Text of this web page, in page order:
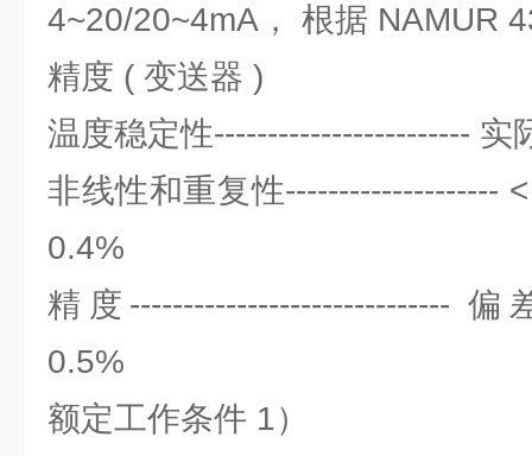
4~20/20~4mA， 根据 NAMUR
精度 ( 变送器 )
温度稳定性------------------------
非线性和重复性--------------------
0.4%
精度------------------------------
0.5%
额定工作条件 1）